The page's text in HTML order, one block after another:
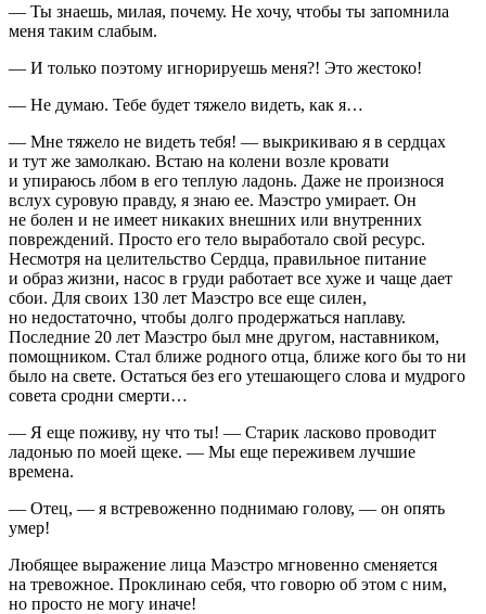
— Ты знаешь, милая, почему. Не хочу, чтобы ты запомнила
меня таким слабым.
— И только поэтому игнорируешь меня?! Это жестоко!
— Не думаю. Тебе будет тяжело видеть, как я…
— Мне тяжело не видеть тебя! — выкрикиваю я в сердцах
и тут же замолкаю. Встаю на колени возле кровати
и упираюсь лбом в его теплую ладонь. Даже не произнося
вслух суровую правду, я знаю ее. Маэстро умирает. Он
не болен и не имеет никаких внешних или внутренних
повреждений. Просто его тело выработало свой ресурс.
Несмотря на целительство Сердца, правильное питание
и образ жизни, насос в груди работает все хуже и чаще дает
сбои. Для своих 130 лет Маэстро все еще силен,
но недостаточно, чтобы долго продержаться наплаву.
Последние 20 лет Маэстро был мне другом, наставником,
помощником. Стал ближе родного отца, ближе кого бы то ни
было на свете. Остаться без его утешающего слова и мудрого
совета сродни смерти…
— Я еще поживу, ну что ты! — Старик ласково проводит
ладонью по моей щеке. — Мы еще переживем лучшие
времена.
— Отец, — я встревоженно поднимаю голову, — он опять
умер!
Любящее выражение лица Маэстро мгновенно сменяется
на тревожное. Проклинаю себя, что говорю об этом с ним,
но просто не могу иначе!